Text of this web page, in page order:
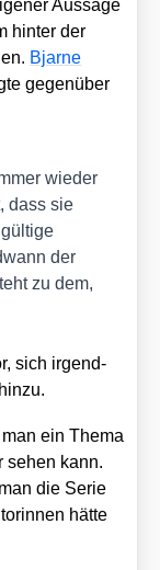
Aus­sa­ge
hin­ter der
Bjar­ne
gegen­über
wie­der
dass sie
der
zu dem,
sich irgend­
ein The­ma
sehen kann.
die Serie
hät­te